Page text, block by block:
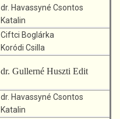
dr. Havassyné Csontos
Katalin
Ciftci Boglárka
Koródi Csilla
dr. Gullerné Huszti Edit
dr. Havassyné Csontos
Katalin